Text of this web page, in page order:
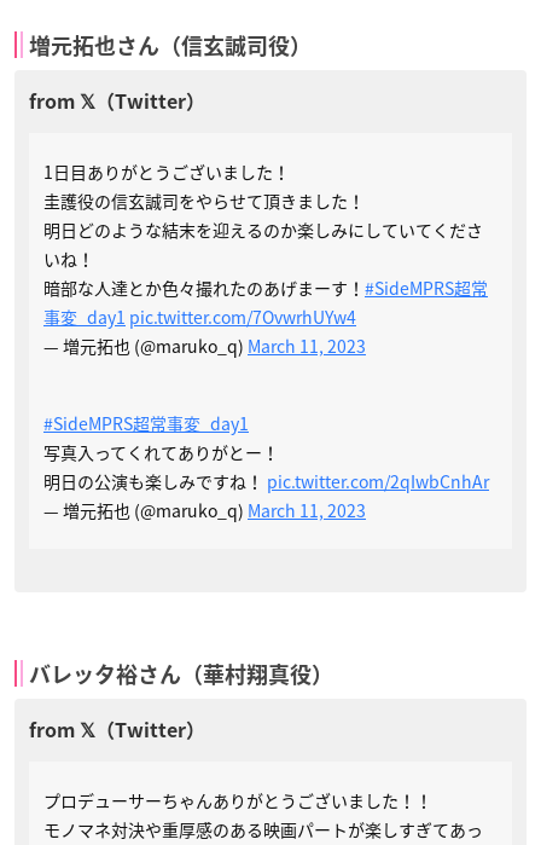
増元拓也さん（信玄誠司役）
1日目ありがとうございました！
圭護役の信玄誠司をやらせて頂きました！
明日どのような結末を迎えるのか楽しみにしていてくださ
いね！
暗部な人達とか色々撮れたのあげまーす！ #SideMPRS超常
事変_day1 pic.twitter.com/7OvwrhUYw4
— 増元拓也 (@maruko_q) March 11, 2023
#SideMPRS超常事変_day1
写真入ってくれてありがとー！
明日の公演も楽しみですね！ pic.twitter.com/2qIwbCnhAr
— 増元拓也 (@maruko_q) March 11, 2023
バレッタ裕さん（華村翔真役）
プロデューサーちゃんありがとうございました！！
モノマネ対決や重厚感のある映画パートが楽しすぎてあっ